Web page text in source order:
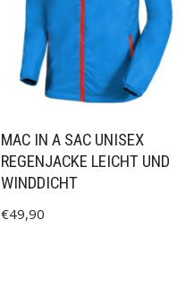
MAC IN A SAC UNISEX
REGENJACKE LEICHT UND
WINDDICHT
€49,90